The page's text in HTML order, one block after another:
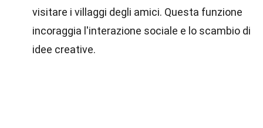
visitare i villaggi degli amici. Questa funzione
incoraggia l'interazione sociale e lo scambio di
idee creative.